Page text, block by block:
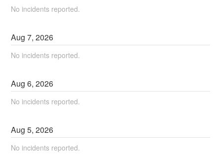
No incidents reported.
Aug7,2026
No incidents reported.
Aug6,2026
No incidents reported.
Aug5,2026
No incidents reported.